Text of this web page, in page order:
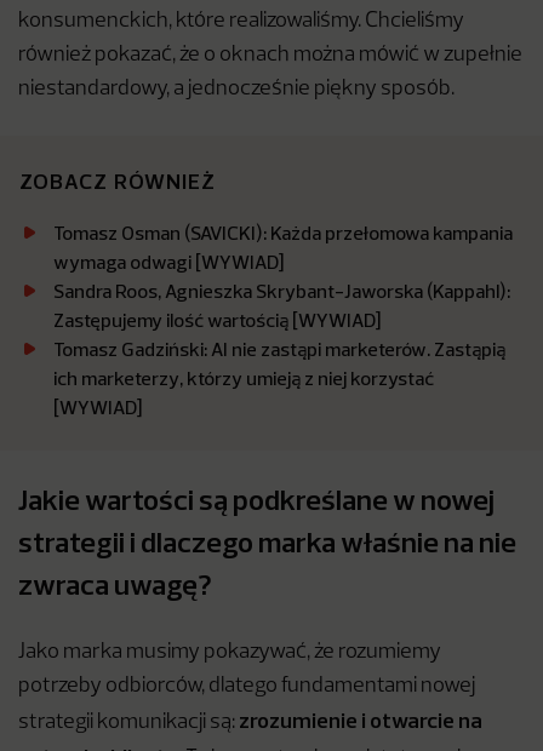
konsumenckich, które realizowaliśmy. Chcieliśmy
również pokazać, że o oknach można mówić w zupełnie
niestandardowy, a jednocześnie piękny sposób.
ZOBACZ RÓWNIEŻ
Tomasz Osman (SAVICKI): Każda przełomowa kampania
wymaga odwagi [WYWIAD]
Sandra Roos, Agnieszka Skrybant-Jaworska (Kappahl):
Zastępujemy ilość wartością [WYWIAD]
Tomasz Gadziński: AI nie zastąpi marketerów. Zastąpią
ich marketerzy, którzy umieją z niej korzystać
[WYWIAD]
Jakie wartości są podkreślane w nowej
strategii i dlaczego marka właśnie na nie
zwraca uwagę?
Jako marka musimy pokazywać, że rozumiemy
potrzeby odbiorców, dlatego fundamentami nowej
strategii komunikacji są: zrozumienie i otwarcie na